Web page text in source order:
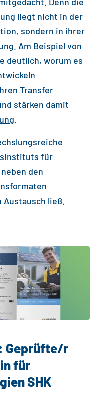
liegt nicht in der
sondern in ihrer
Am Beispiel von
deutlich, worum es
Transfer
stärken damit
.
für
den
ließ.
Geprüfte/r
für
SHK